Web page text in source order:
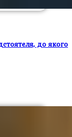
до якого